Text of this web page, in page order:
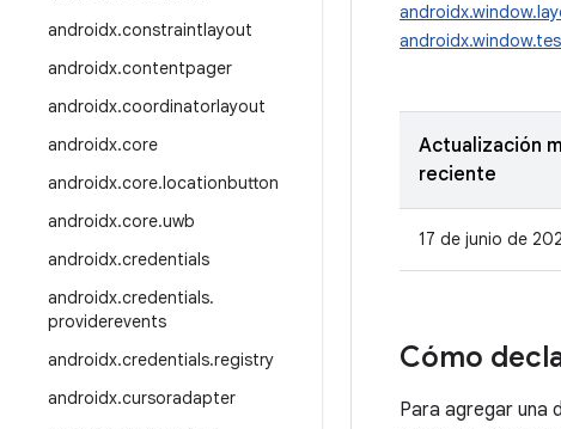
androidx.constraintlayout
androidx.contentpager
androidx.coordinatorlayout
androidx.core
androidx.core.locationbutton
androidx.core.uwb
androidx.credentials
androidx.credentials.
providerevents
androidx.credentials.registry
androidx.cursoradapter
Actualización
reciente
17 de junio de
Cómo
Para agregar una